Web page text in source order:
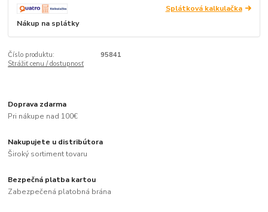
Splátková kalkulačka
Nákup na splátky
Číslo produktu:
95841
Strážiť cenu / dostupnosť
Doprava zdarma
Pri nákupe nad 100€
Nakupujete u distribútora
Široký sortiment tovaru
Bezpečná platba kartou
Zabezpečená platobná brána